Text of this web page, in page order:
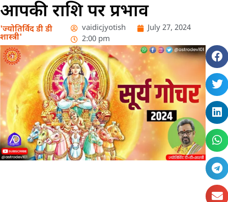
आपकी राशि पर प्रभाव
'ज्योतिर्विद डी डी
शास्त्री'
vaidicjyotish
July 27, 2024
2:00 pm